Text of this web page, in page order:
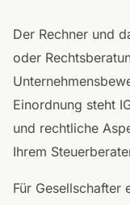
Der Rechner und
oder
Einordnung steht
und rechtliche
Ihrem
Für Gesellschafter